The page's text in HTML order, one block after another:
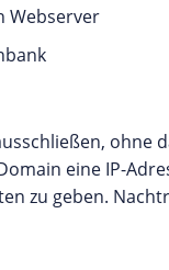
Webserver
ohne
eine IP-
zu geben.